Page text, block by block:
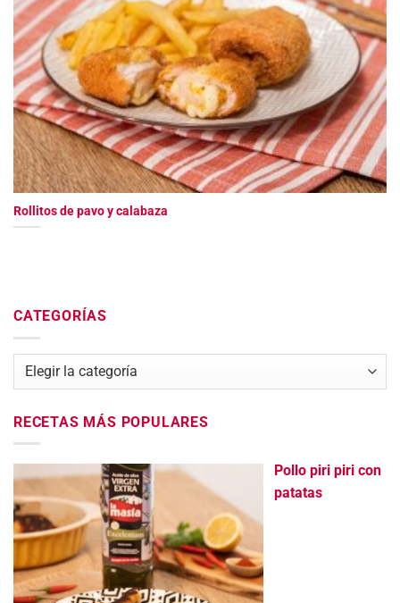
Rollitos de pavo y calabaza
CATEGORÍAS
Categorías
RECETAS MÁS POPULARES
Pollo piri piri con
patatas